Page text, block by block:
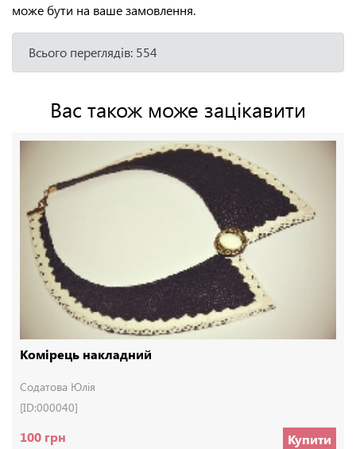
може бути на ваше замовлення.
Всього переглядів: 554
Вас також може зацікавити
Комірець накладний
Содатова Юлія
[ID:000040]
100 грн Купити